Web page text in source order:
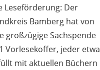
Leseförderung: Der
Bamberg hat von
großzügige Sachspende
Vorlesekoffer, jeder etwa
mit aktuellen Büchern